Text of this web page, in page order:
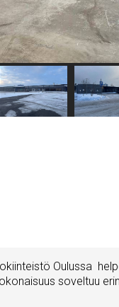
Oulussa
soveltuu